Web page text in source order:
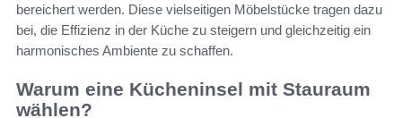
bereichert werden. Diese vielseitigen Möbelstücke tragen dazu
bei, die Effizienz in der Küche zu steigern und gleichzeitig ein
harmonisches Ambiente zu schaffen.
Warum eine Kücheninsel mit Stauraum
wählen?